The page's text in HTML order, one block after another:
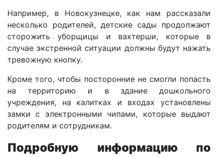
Например, в Новокузнецке, как нам рассказали
несколько родителей, детские сады продолжают
сторожить уборщицы и вахтерши, которые в
случае экстренной ситуации должны будут нажать
тревожную кнопку.
Кроме того, чтобы посторонние не смогли попасть
на территорию и в здание дошкольного
учреждения, на калитках и входах установлены
замки с электронными чипами, которые выдают
родителям и сотрудникам.
Подробную информацию по